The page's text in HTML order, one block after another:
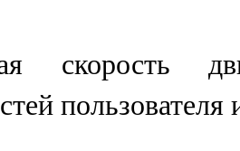
скорость
пользователя